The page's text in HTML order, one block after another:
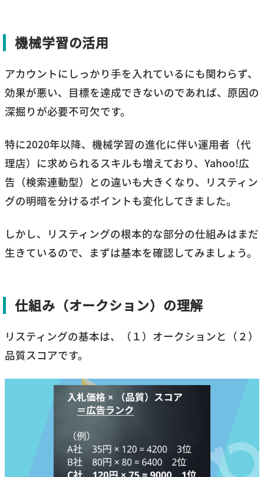
機械学習の活用
アカウントにしっかり手を入れているにも関わらず、
効果が悪い、目標を達成できないのであれば、原因の
深掘りが必要不可欠です。
特に2020年以降、機械学習の進化に伴い運用者（代
理店）に求められるスキルも増えており、Yahoo!広
告（検索連動型）との違いも大きくなり、リスティン
グの明暗を分けるポイントも変化してきました。
しかし、リスティングの根本的な部分の仕組みはまだ
生きているので、まずは基本を確認してみましょう。
仕組み（オークション）の理解
リスティングの基本は、（１）オークションと（２）
品質スコアです。